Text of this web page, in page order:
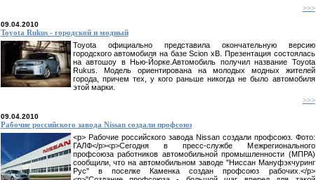
>>>
09.04.2010
Toyota Rukus - городской и модный
Toyota официально представила окончательную версию
городского автомобиля на базе Scion xB. Презентация состоялась
на автошоу в Нью-Йорке.Автомобиль получил название Toyota
Rukus. Модель ориентирована на молодых модных жителей
города, причем тех, у кого раньше никогда не было автомобиля
этой марки.
>>>
09.04.2010
Рабочие российского завода Nissan создали профсоюз
<p> Рабочие российского завода Nissan создали профсоюз. Фото:
ГАЛФ</p><p>Сегодня в пресс-службе Межрегионального
профсоюза работников автомобильной промышленности (МПРА)
сообщили, что на автомобильном заводе "Ниссан Мануфэкчуринг
Рус" в поселке Каменка создан профсоюз рабочих.</p>